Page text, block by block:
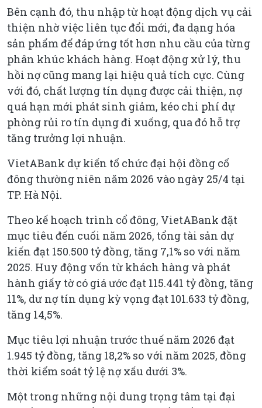
Bên cạnh đó, thu nhập từ hoạt động dịch vụ cải
thiện nhờ việc liên tục đổi mới, đa dạng hóa
sản phẩm để đáp ứng tốt hơn nhu cầu của từng
phân khúc khách hàng. Hoạt động xử lý, thu
hồi nợ cũng mang lại hiệu quả tích cực. Cùng
với đó, chất lượng tín dụng được cải thiện, nợ
quá hạn mới phát sinh giảm, kéo chi phí dự
phòng rủi ro tín dụng đi xuống, qua đó hỗ trợ
tăng trưởng lợi nhuận.
VietABank dự kiến tổ chức đại hội đồng cổ
đông thường niên năm 2026 vào ngày 25/4 tại
TP. Hà Nội.
Theo kế hoạch trình cổ đông, VietABank đặt
mục tiêu đến cuối năm 2026, tổng tài sản dự
kiến đạt 150.500 tỷ đồng, tăng 7,1% so với năm
2025. Huy động vốn từ khách hàng và phát
hành giấy tờ có giá ước đạt 115.441 tỷ đồng, tăng
11%, dư nợ tín dụng kỳ vọng đạt 101.633 tỷ đồng,
tăng 14,5%.
Mục tiêu lợi nhuận trước thuế năm 2026 đạt
1.945 tỷ đồng, tăng 18,2% so với năm 2025, đồng
thời kiểm soát tỷ lệ nợ xấu dưới 3%.
Một trong những nội dung trọng tâm tại đại